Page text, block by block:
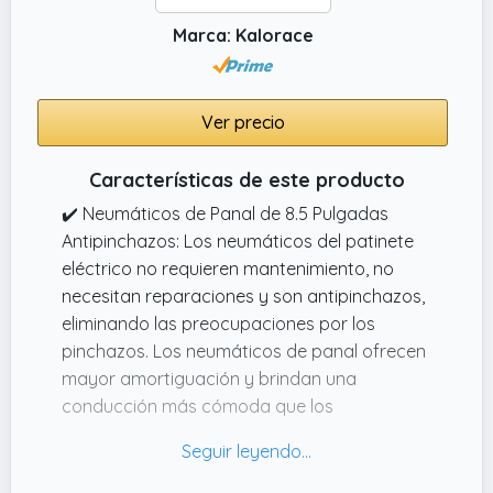
Marca: Kalorace
Ver precio
Características de este producto
✔️ Neumáticos de Panal de 8.5 Pulgadas
Antipinchazos: Los neumáticos del patinete
eléctrico no requieren mantenimiento, no
necesitan reparaciones y son antipinchazos,
eliminando las preocupaciones por los
pinchazos. Los neumáticos de panal ofrecen
mayor amortiguación y brindan una
conducción más cómoda que los
✔️ Batería Potente: El patinete eléctrico